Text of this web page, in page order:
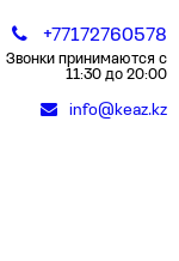
+77172760578
Звонки принимаются с
11:30 до 20:00
info@keaz.kz